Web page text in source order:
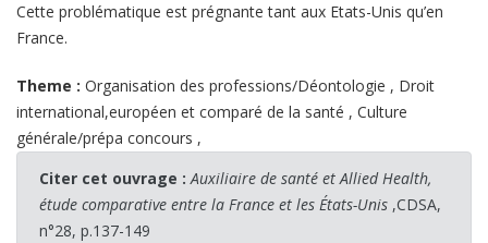
Cette problématique est prégnante tant aux Etats-Unis qu’en
France.
Theme : Organisation des professions/Déontologie , Droit
international,européen et comparé de la santé , Culture
générale/prépa concours ,
Citer cet ouvrage : Auxiliaire de santé et Allied Health,
étude comparative entre la France et les États-Unis ,CDSA,
n°28, p.137-149